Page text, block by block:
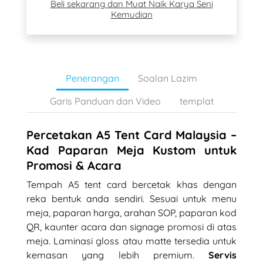
Beli sekarang dan Muat Naik Karya Seni
Kemudian
Penerangan
Soalan Lazim
Garis Panduan dan Video
templat
Percetakan A5 Tent Card Malaysia –
Kad Paparan Meja Kustom untuk
Promosi & Acara
Tempah A5 tent card bercetak khas dengan
reka bentuk anda sendiri. Sesuai untuk menu
meja, paparan harga, arahan SOP, paparan kod
QR, kaunter acara dan signage promosi di atas
meja. Laminasi gloss atau matte tersedia untuk
kemasan yang lebih premium. Servis